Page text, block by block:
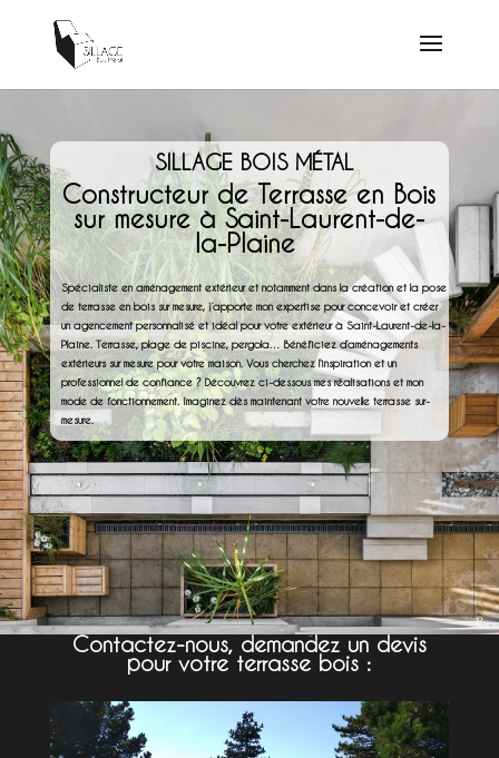
SILLAGE BOIS MÉTAL
Constructeur de Terrasse en Bois
sur mesure à Saint-Laurent-de-
la-Plaine
Spécialiste en aménagement extérieur et notamment dans la création et la pose
de terrasse en bois sur mesure, j’apporte mon expertise pour concevoir et créer
un agencement personnalisé et idéal pour votre extérieur à Saint-Laurent-de-la-
Plaine. Terrasse, plage de piscine, pergola… Bénéficiez d’aménagements
extérieurs sur mesure pour votre maison. Vous cherchez l’inspiration et un
professionnel de confiance ? Découvrez ci-dessous mes réalisations et mon
mode de fonctionnement. Imaginez dès maintenant votre nouvelle terrasse sur-
mesure.
Contactez-nous, demandez un devis
pour votre terrasse bois :